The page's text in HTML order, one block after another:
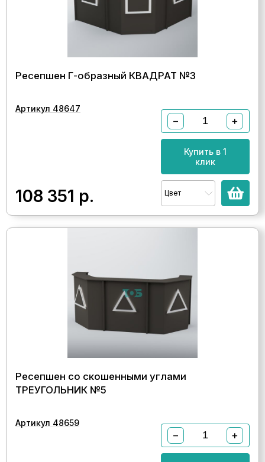
Ресепшен Г-образный КВАДРАТ №3
Артикул 48647
108 351 р.
− +
Купить в 1
клик
Цвет
Ресепшен со скошенными углами
ТРЕУГОЛЬНИК №5
Артикул 48659
− +